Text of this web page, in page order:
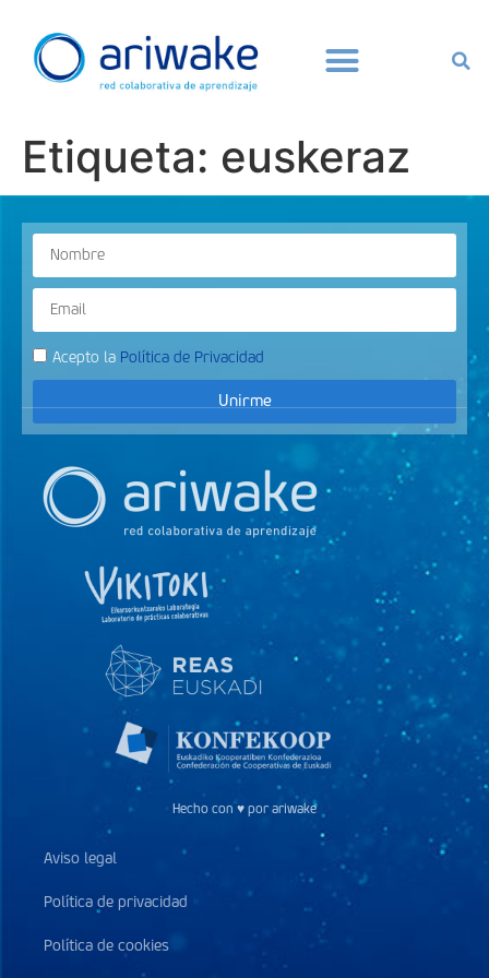
Etiqueta: euskeraz
Acepto la Política de Privacidad
Unirme
Hecho con ♥ por ariwake
Aviso legal
Política de privacidad
Política de cookies